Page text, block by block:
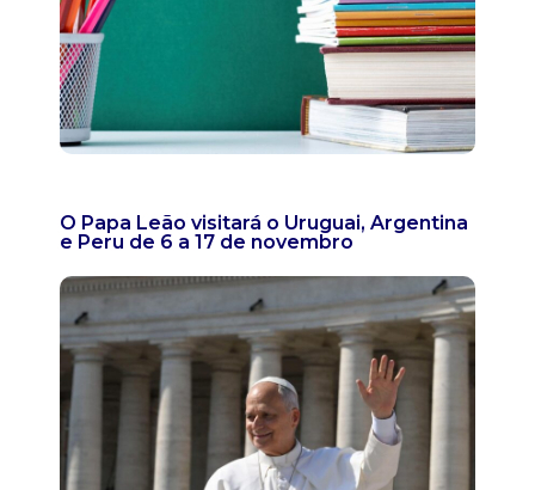
O Papa Leão visitará o Uruguai, Argentina
e Peru de 6 a 17 de novembro